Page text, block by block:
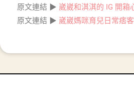
原文連結 ▶ 崴崴和淇淇的 IG 開箱
原文連結 ▶ 崴崴媽咪育兒日常痞